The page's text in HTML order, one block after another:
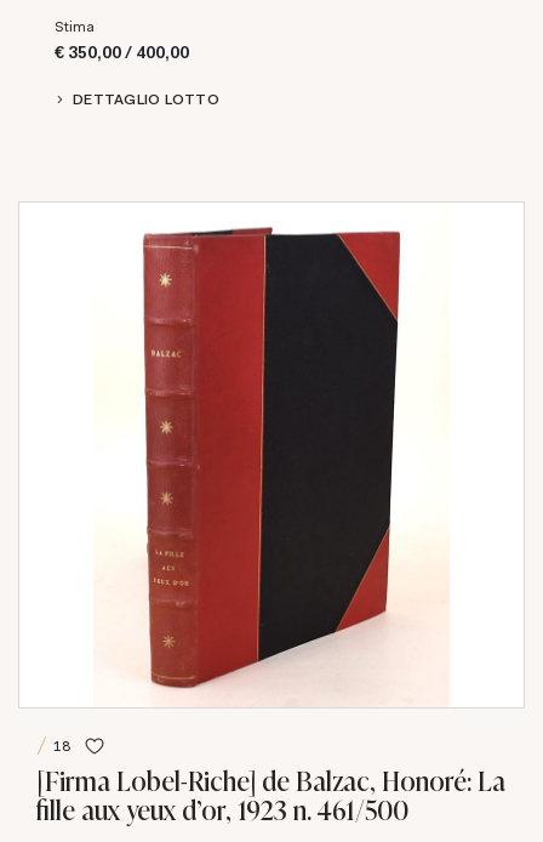
Stima
€ 350,00 / 400,00
DETTAGLIO LOTTO
18
[Firma Lobel-Riche] de Balzac, Honoré: La
fille aux yeux d'or, 1923 n. 461/500